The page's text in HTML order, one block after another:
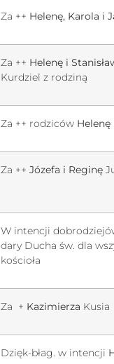
Za ++ Helenę, Karola i
Za ++ Helenę i
Kurdziel z rodziną
Za ++ rodziców Helenę
Za ++ Józefa i Reginę
W intencji
dary Ducha św. dla
kościoła
Za + Kazimierza Kusia
Dzięk-błag. w intencji